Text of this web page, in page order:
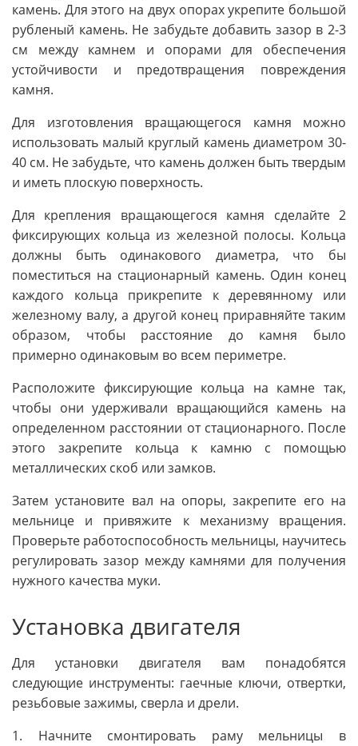
камень. Для этого на двух опорах укрепите большой
рубленый камень. Не забудьте добавить зазор в 2-3
см между камнем и опорами для обеспечения
устойчивости и предотвращения повреждения
камня.
Для изготовления вращающегося камня можно
использовать малый круглый камень диаметром 30-
40 см. Не забудьте, что камень должен быть твердым
и иметь плоскую поверхность.
Для крепления вращающегося камня сделайте 2
фиксирующих кольца из железной полосы. Кольца
должны быть одинакового диаметра, что бы
поместиться на стационарный камень. Один конец
каждого кольца прикрепите к деревянному или
железному валу, а другой конец приравняйте таким
образом, чтобы расстояние до камня было
примерно одинаковым во всем периметре.
Расположите фиксирующие кольца на камне так,
чтобы они удерживали вращающийся камень на
определенном расстоянии от стационарного. После
этого закрепите кольца к камню с помощью
металлических скоб или замков.
Затем установите вал на опоры, закрепите его на
мельнице и привяжите к механизму вращения.
Проверьте работоспособность мельницы, научитесь
регулировать зазор между камнями для получения
нужного качества муки.
Установка двигателя
Для установки двигателя вам понадобятся
следующие инструменты: гаечные ключи, отвертки,
резьбовые зажимы, сверла и дрели.
1. Начните смонтировать раму мельницы в